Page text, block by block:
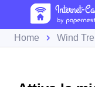
Home Wind Tre